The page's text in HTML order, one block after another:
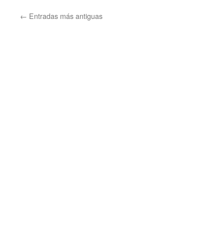
← Entradas más antiguas